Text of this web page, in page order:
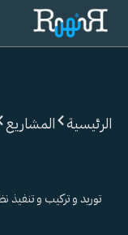
تخطي
المحتوى
الرئيسية المشاريع
توريد و تركيب و